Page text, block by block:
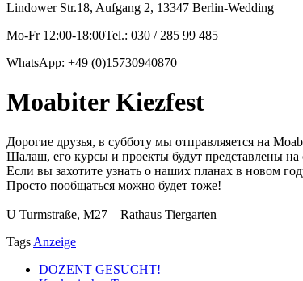
Lindower Str.18, Aufgang 2, 13347 Berlin-Wedding
Mo-Fr 12:00-18:00Tel.: 030 / 285 99 485
WhatsApp: +49 (0)15730940870
Moabiter Kiezfest
Дорогие друзья, в субботу мы отправляяется на
Шалаш, его курсы и проекты будут представлены на
Если вы захотите узнать о наших планах в новом
Просто пообщаться можно будет тоже!
U Turmstraße, M27 – Rathaus Tiergarten
Tags Anzeige
DOZENT GESUCHT!